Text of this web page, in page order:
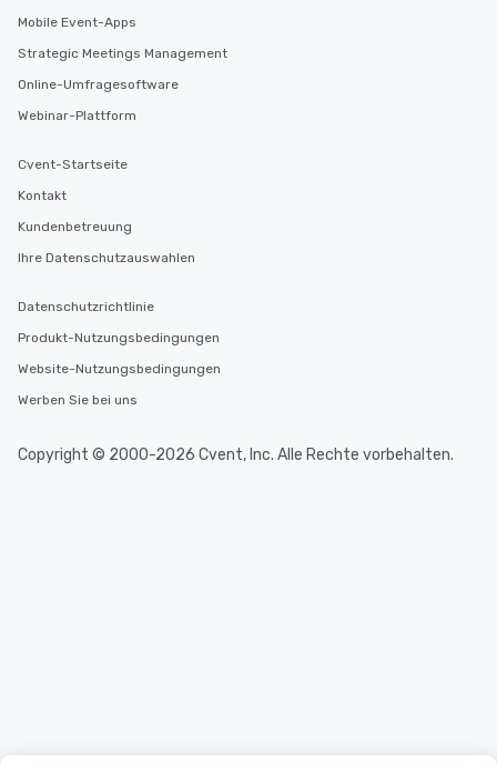
Mobile Event-Apps
Strategic Meetings Management
Online-Umfragesoftware
Webinar-Plattform
Cvent-Startseite
Kontakt
Kundenbetreuung
Ihre Datenschutzauswahlen
Datenschutzrichtlinie
Produkt-Nutzungsbedingungen
Website-Nutzungsbedingungen
Werben Sie bei uns
Copyright © 2000-2026 Cvent, Inc. Alle Rechte vorbehalten.